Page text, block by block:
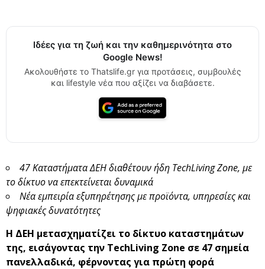
Ιδέες για τη ζωή και την καθημερινότητα στο
Google News!
Ακολουθήστε το Thatslife.gr για προτάσεις, συμβουλές
και lifestyle νέα που αξίζει να διαβάσετε.
47 Καταστήματα ΔΕΗ διαθέτουν ήδη TechLivingZone, με
το δίκτυο να επεκτείνεται δυναμικά
Νέα εμπειρία εξυπηρέτησης με προϊόντα, υπηρεσίες και
ψηφιακές δυνατότητες
Η ΔΕΗ μετασχηματίζει το δίκτυο καταστημάτων
της, εισάγοντας την TechLiving Zone σε 47 σημεία
πανελλαδικά, φέρνοντας για πρώτη φορά